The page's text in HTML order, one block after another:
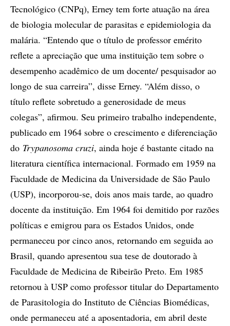
Tecnológico (CNPq), Erney tem forte atuação na área
de biologia molecular de parasitas e epidemiologia da
malária. “Entendo que o título de professor emérito
reflete a apreciação que uma instituição tem sobre o
desempenho acadêmico de um docente/ pesquisador ao
longo de sua carreira”, disse Erney. “Além disso, o
título reflete sobretudo a generosidade de meus
colegas”, afirmou. Seu primeiro trabalho independente,
publicado em 1964 sobre o crescimento e diferenciação
do Trypanosoma cruzi, ainda hoje é bastante citado na
literatura científica internacional. Formado em 1959 na
Faculdade de Medicina da Universidade de São Paulo
(USP), incorporou-se, dois anos mais tarde, ao quadro
docente da instituição. Em 1964 foi demitido por razões
políticas e emigrou para os Estados Unidos, onde
permaneceu por cinco anos, retornando em seguida ao
Brasil, quando apresentou sua tese de doutorado à
Faculdade de Medicina de Ribeirão Preto. Em 1985
retornou à USP como professor titular do Departamento
de Parasitologia do Instituto de Ciências Biomédicas,
onde permaneceu até a aposentadoria, em abril deste